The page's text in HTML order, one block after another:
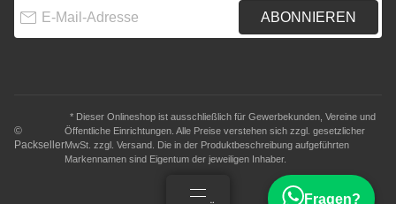
ABONNIEREN
©
Packseller
* Dieser Onlineshop ist ausschließlich für Gewerbekunden, Vereine und
Öffentliche Einrichtungen. Alle Preise verstehen sich zzgl. gesetzlicher
MwSt. zzgl. Versand . Die in der Produktbeschreibung aufgeführten
Markennamen sind Eigentum der jeweiligen Inhaber.
Fragen?